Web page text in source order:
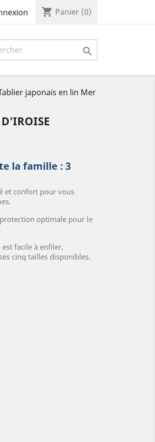
shopping_cart Panier (0)

japonais en lin Mer
la famille : 3
et confort pour vous
optimale pour le
facile à enfiler,
cinq tailles disponibles.